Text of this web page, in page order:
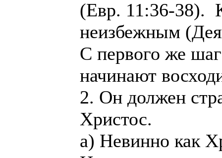
(Евр. 11:36-38).
неизбежным
С первого же
начинают
2. Он должен
Христос.
а) Невинно как